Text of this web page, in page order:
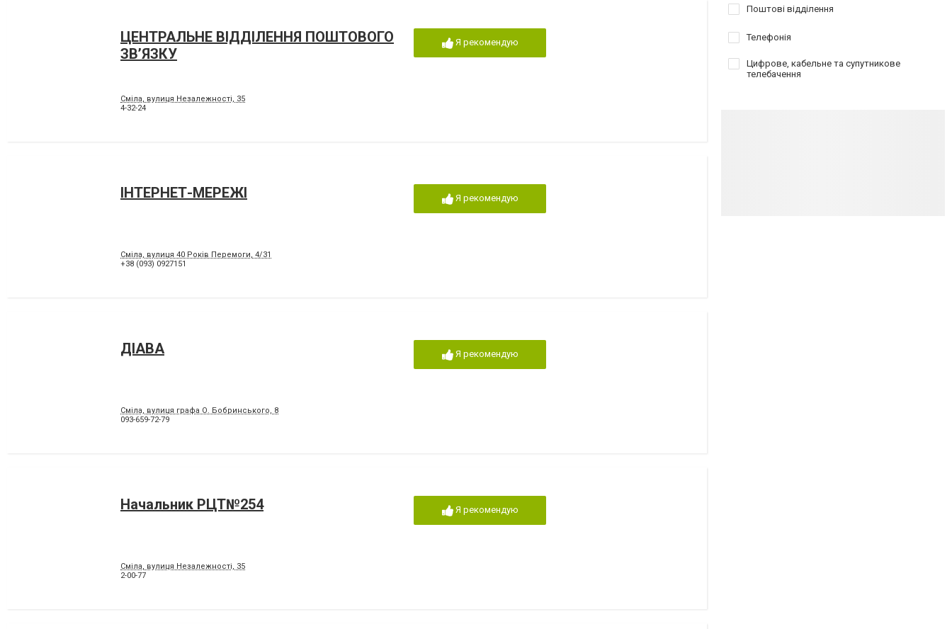
ЦЕНТРАЛЬНЕ ВІДДІЛЕННЯ ПОШТОВОГО
ЗВ’ЯЗКУ
Сміла, вулиця Незалежності, 35
4-32-24
Я рекомендую
ІНТЕРНЕТ-МЕРЕЖІ
Сміла, вулиця 40 Років Перемоги, 4/31
+38 (093) 0927151
Я рекомендую
ДІАВА
Сміла, вулиця графа О. Бобринського, 8
093-659-72-79
Я рекомендую
Начальник РЦТ№254
Сміла, вулиця Незалежності, 35
2-00-77
Я рекомендую
Поштові відділення
Телефонія
Цифрове, кабельне та супутникове
телебачення